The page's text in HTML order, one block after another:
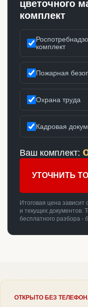
цветочного
комплект
комплект
Пожарная
Охрана труда
Кадровая
Ваш комплект:
УТОЧНИТЬ
Итоговая цена
и текущих документов.
бесплатного разбора -
ОТКРЫТО БЕЗ